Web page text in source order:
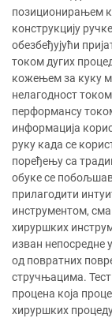
позиционирањем
конструкцију
обезбеђујући
током дугих
кожењем за куку
нелагодност
перформансу
информација
руку када се
поређењу са
обуке се
прилагодити
инструментом,
хируршких
изван непосредне
од повратних
стручњацима.
процена која
хируршких